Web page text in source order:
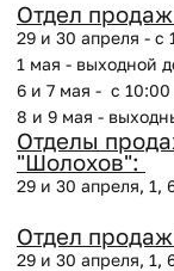
Отдел
29 и 30 апреля - с
1 мая - выходной
6 и 7 мая - с 10:00
8 и 9 мая -
Отделы
"Шолохов":
29 и 30 апреля, 1,
Отдел
29 и 30 апреля, 1,